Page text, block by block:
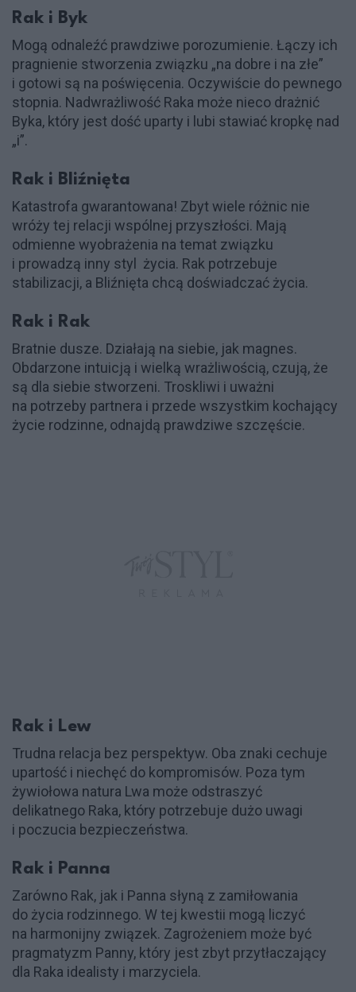
Rak i Byk
Mogą odnaleźć prawdziwe porozumienie. Łączy ich
pragnienie stworzenia związku „na dobre i na złe”
i gotowi są na poświęcenia. Oczywiście do pewnego
stopnia. Nadwrażliwość Raka może nieco drażnić
Byka, który jest dość uparty i lubi stawiać kropkę nad
„i”.
Rak i Bliźnięta
Katastrofa gwarantowana! Zbyt wiele różnic nie
wróży tej relacji wspólnej przyszłości. Mają
odmienne wyobrażenia na temat związku
i prowadzą inny styl życia. Rak potrzebuje
stabilizacji, a Bliźnięta chcą doświadczać życia.
Rak i Rak
Bratnie dusze. Działają na siebie, jak magnes.
Obdarzone intuicją i wielką wrażliwością, czują, że
są dla siebie stworzeni. Troskliwi i uważni
na potrzeby partnera i przede wszystkim kochający
życie rodzinne, odnajdą prawdziwe szczęście.
Rak i Lew
Trudna relacja bez perspektyw. Oba znaki cechuje
upartość i niechęć do kompromisów. Poza tym
żywiołowa natura Lwa może odstraszyć
delikatnego Raka, który potrzebuje dużo uwagi
i poczucia bezpieczeństwa.
Rak i Panna
Zarówno Rak, jak i Panna słyną z zamiłowania
do życia rodzinnego. W tej kwestii mogą liczyć
na harmonijny związek. Zagrożeniem może być
pragmatyzm Panny, który jest zbyt przytłaczający
dla Raka idealisty i marzyciela.